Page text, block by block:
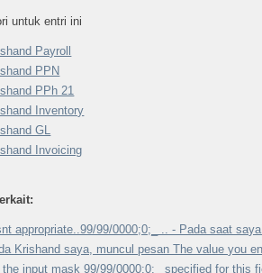
untuk entri ini
Payroll
PPN
PPh 21
Inventory
GL
Invoicing
appropriate..99/99/0000;0;_ .. - Pada saat
Krishand saya, muncul pesan The value you
the input mask 99/99/0000;0;_ specified for this